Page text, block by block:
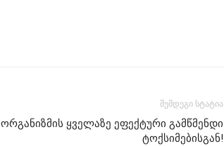
შემდეგი სტატია
ორგანიზმის ყველაზე ეფექტური გამწმენდი
ტოქსიმებისგან!